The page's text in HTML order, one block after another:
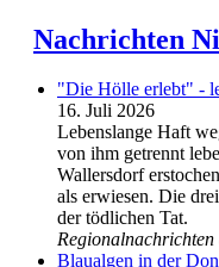
Nachrichten
"Die Hölle erlebt" -
16. Juli 2026
Lebenslange Haft
von ihm getrennt
Wallersdorf
als erwiesen. Die
der tödlichen Tat.
Blaualgen in der